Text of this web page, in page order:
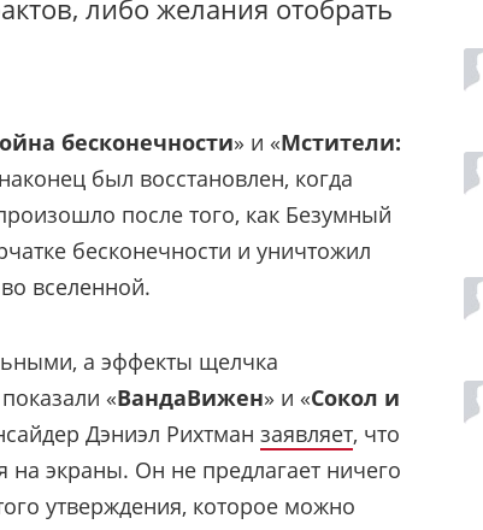
либо желания отобрать
бесконечности» и «Мстители:
был восстановлен, когда
после того, как Безумный
бесконечности и уничтожил
вселенной.
а эффекты щелчка
«ВандаВижен» и «Сокол и
Дэниэл Рихтман заявляет, что
на экраны. Он не предлагает ничего
утверждения, которое можно